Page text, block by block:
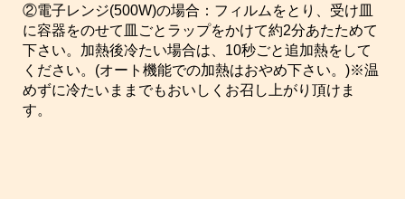
②電子レンジ(500W)の場合：フィルムをとり、受け皿
に容器をのせて皿ごとラップをかけて約2分あたためて
下さい。加熱後冷たい場合は、10秒ごと追加熱をして
ください。(オート機能での加熱はおやめ下さい。)※温
めずに冷たいままでもおいしくお召し上がり頂けま
す。